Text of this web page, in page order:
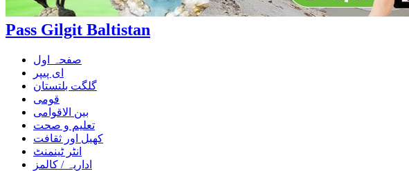
Pass Gilgit Baltistan
صفحہ اول
ای پیپر
گلگت بلتستان
قومی
بین الاقوامی
تعلیم و صحت
کھیل اور ثقافت
انٹر ٹینمنٹ
اداریہ / کالمز